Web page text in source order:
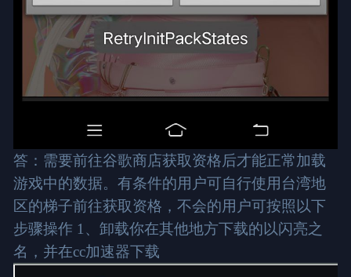
答：需要前往谷歌商店获取资格后才能正常加载
游戏中的数据。有条件的用户可自行使用台湾地
区的梯子前往获取资格，不会的用户可按照以下
步骤操作 1、卸载你在其他地方下载的以闪亮之
名，并在cc加速器下载